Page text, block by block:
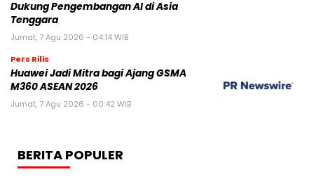
Dukung Pengembangan AI di Asia
Tenggara
Jumat, 7 Agu 2026 - 04:14 WIB
Pers Rilis
Huawei Jadi Mitra bagi Ajang GSMA
M360 ASEAN 2026
Jumat, 7 Agu 2026 - 00:42 WIB
BERITA POPULER